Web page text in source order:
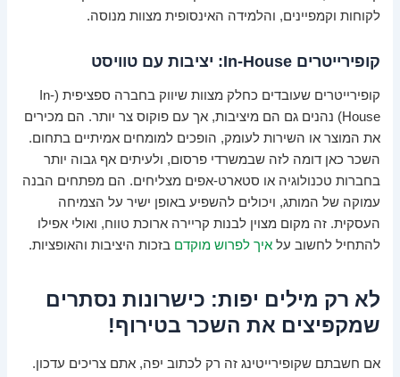
לקוחות וקמפיינים, והלמידה האינסופית מצוות מנוסה.
קופירייטרים In-House: יציבות עם טוויסט
קופירייטרים שעובדים כחלק מצוות שיווק בחברה ספציפית (In-
House) נהנים גם הם מיציבות, אך עם פוקוס צר יותר. הם מכירים
את המוצר או השירות לעומק, הופכים למומחים אמיתיים בתחום.
השכר כאן דומה לזה שבמשרדי פרסום, ולעיתים אף גבוה יותר
בחברות טכנולוגיה או סטארט-אפים מצליחים. הם מפתחים הבנה
עמוקה של המותג, ויכולים להשפיע באופן ישיר על הצמיחה
העסקית. זה מקום מצוין לבנות קריירה ארוכת טווח, ואולי אפילו
להתחיל לחשוב עלאיך לפרוש מוקדם בזכות היציבות והאופציות.
לא רק מילים יפות: כישרונות נסתרים
שמקפיצים את השכר בטירוף!
אם חשבתם שקופירייטינג זה רק לכתוב יפה, אתם צריכים עדכון.